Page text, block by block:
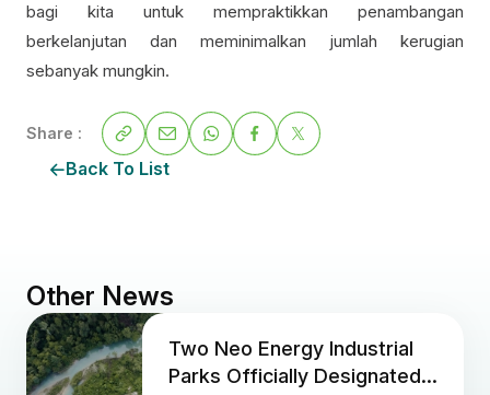
bagi kita untuk mempraktikkan penambangan
berkelanjutan dan meminimalkan jumlah kerugian
sebanyak mungkin.
Back To List
Share :
Other News
Two Neo Energy Industrial
Parks Officially Designated